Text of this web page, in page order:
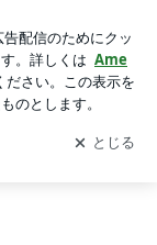
け取りまし
開く